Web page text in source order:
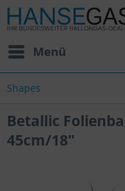
Menü
Shapes
Betallic
45cm/18"